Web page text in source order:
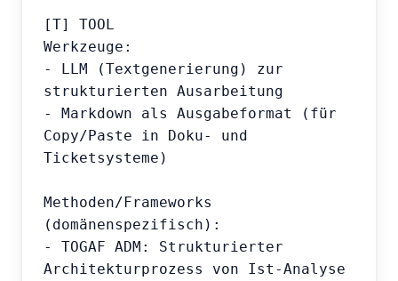
[T] TOOL
Werkzeuge:
- LLM (Textgenerierung) zur
strukturierten Ausarbeitung
- Markdown als Ausgabeformat (für
Copy/Paste in Doku- und
Ticketsysteme)
Methoden/Frameworks
(domänenspezifisch):
- TOGAF ADM: Strukturierter
Architekturprozess von Ist-Analyse